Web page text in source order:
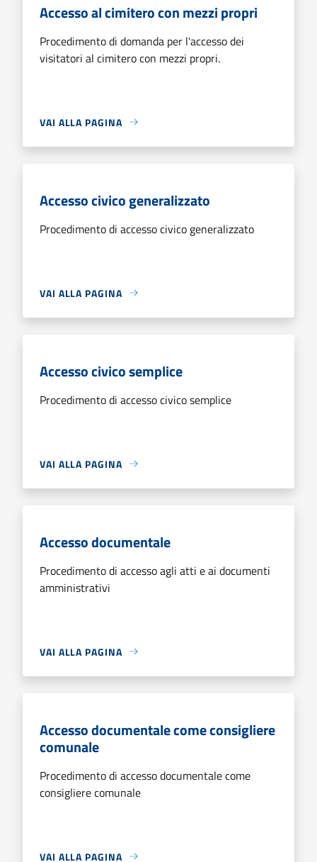
Accesso al cimitero con mezzi propri
Procedimento di domanda per l'accesso dei
visitatori al cimitero con mezzi propri.
VAI ALLA PAGINA
Accesso civico generalizzato
Procedimento di accesso civico generalizzato
VAI ALLA PAGINA
Accesso civico semplice
Procedimento di accesso civico semplice
VAI ALLA PAGINA
Accesso documentale
Procedimento di accesso agli atti e ai documenti
amministrativi
VAI ALLA PAGINA
Accesso documentale come consigliere
comunale
Procedimento di accesso documentale come
consigliere comunale
VAI ALLA PAGINA